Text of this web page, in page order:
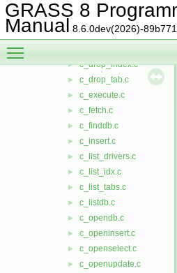
GRASS 8
Manual 8.6.0dev(2026)-
► c_delete.c
► c_deletedb.c
► c_desc_table.c
► c_drop_index.c
► c_drop_tab.c
► c_execute.c
► c_fetch.c
► c_finddb.c
► c_insert.c
► c_list_drivers.c
► c_list_idx.c
► c_list_tabs.c
► c_listdb.c
► c_opendb.c
► c_openinsert.c
► c_openselect.c
► c_openupdate.c